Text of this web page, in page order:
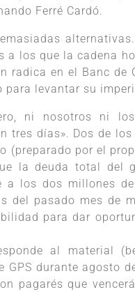
Ferré Cardó.
los que la cadena
radica en el Banc
levantar su
ni nosotros ni los
días». Dos de
(preparado por el
la deuda total
a los dos millones
del pasado mes de
para dar
al material
GPS durante agosto
pagarés que